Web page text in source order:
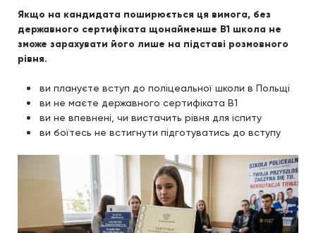
Якщо на кандидата поширюється ця вимога, без
державного сертифіката щонайменше B1 школа не
зможе зарахувати його лише на підставі розмовного
рівня.
ви плануєте вступ до поліцеальної школи в Польщі
ви не маєте державного сертифіката B1
ви не впевнені, чи вистачить рівня для іспиту
ви боїтесь не встигнути підготуватись до вступу